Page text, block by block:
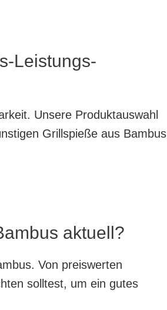
Leistungs-
Unsere Produktauswahl
Grillspieße aus Bambus
aktuell?
Von preiswerten
solltest, um ein gutes